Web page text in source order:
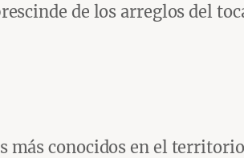
de los arreglos del
más conocidos en el